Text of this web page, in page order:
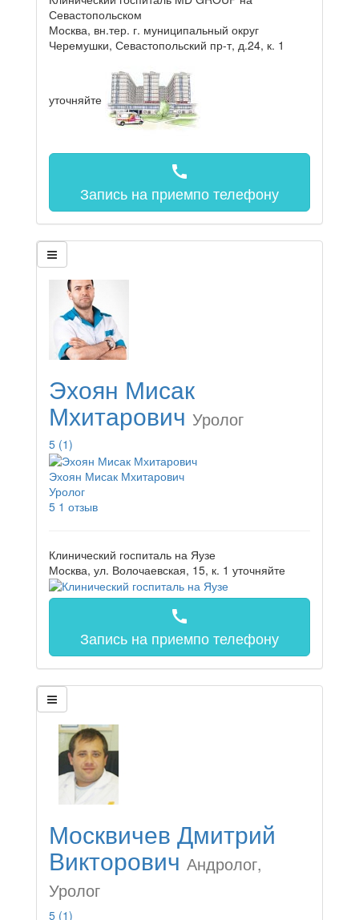
Севастопольском
Москва, вн.тер. г. муниципальный округ
Черемушки, Севастопольский пр-т, д.24, к. 1
уточняйте
call
Запись на приемпо телефону
Эхоян Мисак
Мхитарович Уролог
5 (1)
Эхоян Мисак Мхитарович
Уролог
5 1 отзыв
Клинический госпиталь на Яузе
Москва, ул. Волочаевская, 15, к. 1 уточняйте
call
Запись на приемпо телефону
Москвичев Дмитрий
Викторович Андролог,
Уролог
5 (1)